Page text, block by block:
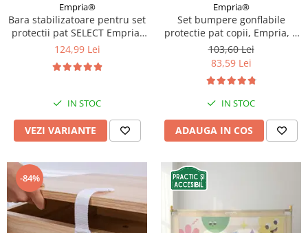
Empria®
Bara stabilizatoare pentru set
protectii pat SELECT Empria,
stabilizator metalic, Diverse
124,99 Lei
IN STOC
VEZI VARIANTE
Empria®
Set bumpere gonflabile
protectie pat copii, Empria, 2
bucati, portabile, 120x20x15
cm
103,60 Lei
83,59 Lei
IN STOC
ADAUGA IN COS
-84%